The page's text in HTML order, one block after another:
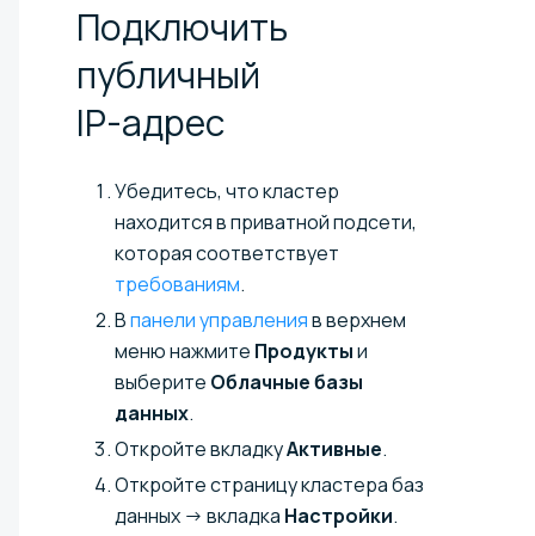
Подключить
публичный
IP-адрес
Убедитесь, что кластер
находится в приватной подсети,
которая соответствует
требованиям.
Впанели управленияв верхнем
меню нажмите Продуктыи
выберите Облачные базы
данных.
Откройте вкладкуАктивные.
Откройте страницу кластера баз
данных → вкладка Настройки.